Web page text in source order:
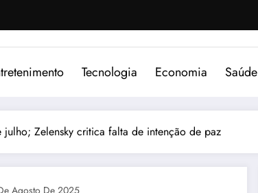
Tecnologia Economia Saúde
julho; Zelensky critica falta de intenção de paz
Agosto De 2025